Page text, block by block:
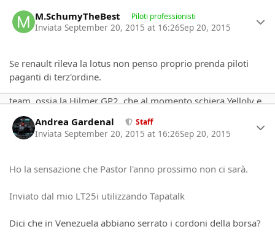
Force India: proprio in questi giorni, Mallya ha dichiarato
l'intenzione di confermare entrambi i piloti. Sicuramente sul
quest'anno lo ha portato in gara a Spa e lo rimetterà in pista
a Le Mans, mentre per Pérez l'affare dovrebbe essere un
team, ossia la Hilmer GP2, che al momento schiera Yelloly e
Cecotto (
che si peschi altrove, eventualmente.
Toro Rosso
: Sainz e Verstappen hanno dimostrato di avere
situazione in Red Bull non appare così stabile come sembra,
certo l'approdo di Gasly nel team di Faenza.
convincere poco e solo una valigia bella corposa potrebbe
M.SchumyTheBest Piloti professionisti
Inviata September 20, 2015 at 16:26Sep 20, 2015
Se renault rileva la lotus non penso proprio prenda piloti
paganti di terz'ordine.
Andrea Gardenal Staff
Inviata September 20, 2015 at 16:26Sep 20, 2015
Ho la sensazione che Pastor l'anno prossimo non ci sarà.
Inviato dal mio LT25i utilizzando Tapatalk
Dici che in Venezuela abbiano serrato i cordoni della borsa?